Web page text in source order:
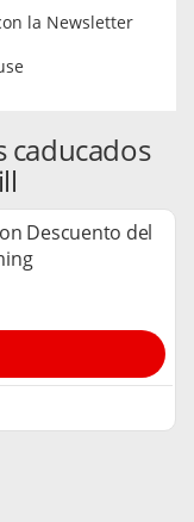
la Newsletter
caducados
Descuento del